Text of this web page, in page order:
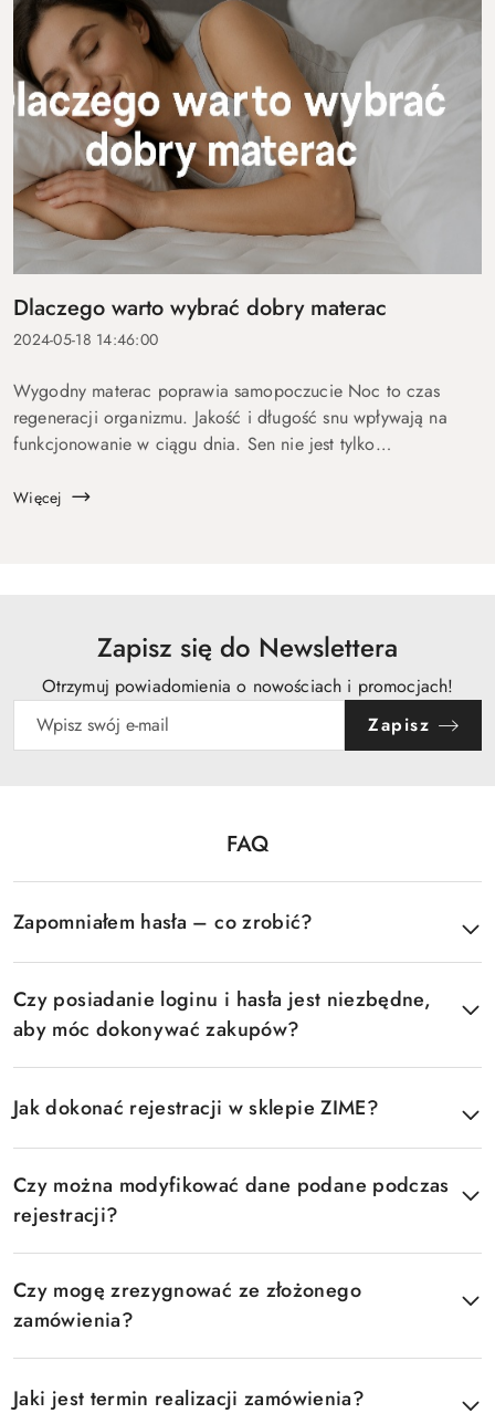
Dlaczego warto wybrać dobry materac
2024-05-18 14:46:00
Wygodny materac poprawia samopoczucie Noc to czas
regeneracji organizmu. Jakość i długość snu wpływają na
funkcjonowanie w ciągu dnia. Sen nie jest tylko
psychicznej. Podczas snu organizm odbu...
Więcej
Zapisz się do Newslettera
Otrzymuj powiadomienia o nowościach i promocjach!
Zapisz
FAQ
Zapomniałem hasła – co zrobić?
Czy posiadanie loginu i hasła jest niezbędne,
aby móc dokonywać zakupów?
Jak dokonać rejestracji w sklepie ZIME?
Czy można modyfikować dane podane podczas
rejestracji?
Czy mogę zrezygnować ze złożonego
zamówienia?
Jaki jest termin realizacji zamówienia?